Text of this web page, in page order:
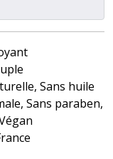
Sans huile
Sans paraben,